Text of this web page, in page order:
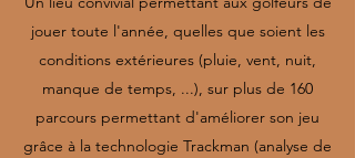
jouer toute l'année, quelles que soient les
conditions extérieures (pluie, vent, nuit,
manque de temps, ...), sur plus de 160
parcours permettant d'améliorer son jeu
grâce à la technologie Trackman (analyse de